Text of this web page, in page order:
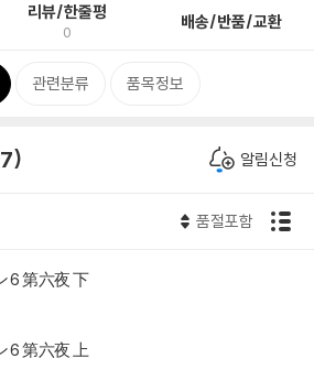
리뷰/한줄평
0 배송/반품/교환
관련분류 품목정보
7 알림신청
품절포함
RPFレッドドラゴン 6 第六夜 下
RPFレッドドラゴン 6 第六夜 上